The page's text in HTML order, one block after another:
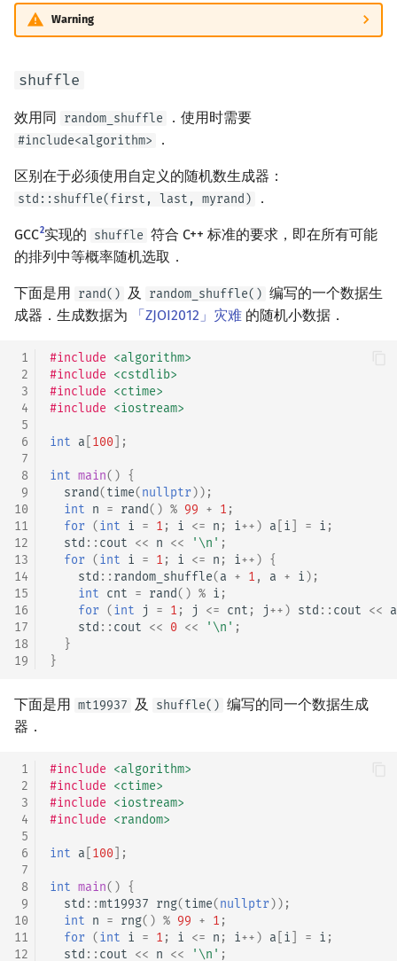
Warning
shuffle
效用同 random_shuffle ．使用时需要
#include<algorithm> ．
区别在于必须使用自定义的随机数生成器：
std::shuffle(first, last, myrand) ．
GCC2实现的 shuffle 符合 C++ 标准的要求，即在所有可能
的排列中等概率随机选取．
下面是用 rand() 及 random_shuffle() 编写的一个数据生
成器．生成数据为
「ZJOI2012」灾难 的随机小数据．
1
2
3
4
5
6
7
8
9
10
11
12
13
14
15
16
17
18
19
#include <algorithm>
#include <cstdlib>
#include <ctime>
#include <iostream>
int a 100 ];
int main() {
srand(time(nullptr));
int n = rand() % 99 + 1 ;
for (int i = 1 ; i <= n ; i++) a i = i ;
std :: cout << n << '\n' ;
for (int i = 1 ; i <= n ; i++) {
std :: random_shuffle(a + 1 , a + i);
int cnt = rand() % i ;
for (int j = 1 ; j <= cnt ; j++) std :: cout << a
std :: cout << 0 << '\n' ;
}
}
下面是用 mt19937 及 shuffle() 编写的同一个数据生成
器．
1
2
3
4
5
6
7
8
9
10
11
12
#include <algorithm>
#include <ctime>
#include <iostream>
#include <random>
int a 100 ];
int main() {
std ::mt19937 rng(time(nullptr));
int n = rng() % 99 + 1 ;
for (int i = 1 ; i <= n ; i++) a i = i ;
std :: cout << n << '\n' ;